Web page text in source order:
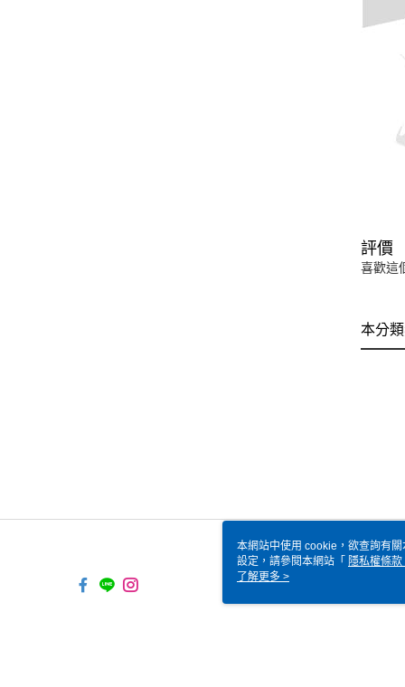
評價
喜歡這
本分
本網站中使用 cookie，欲查詢有
設定，請參閱本網站「 隱私權條款
使用 cookie。
了解更多 >